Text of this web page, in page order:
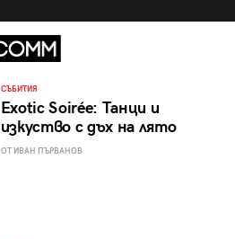
СЪБИТИЯ
Exotic Soirée: Танци и
изкуство с дъх на лято
ОТ ИВАН ПЪРВАНОВ